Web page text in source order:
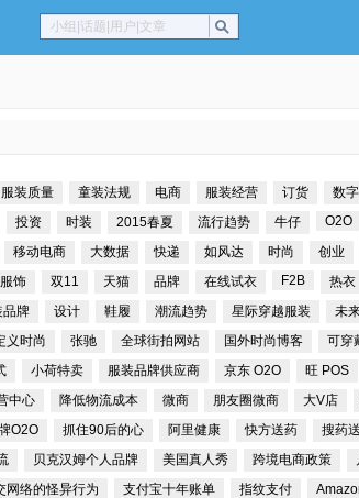
小组|话题|用户|文章
服装质量 童装法规 电商 服装经营 订货 数
投资 时装 2015春夏 流行趋势 牛仔 O2O
移动电商 大数据 快递 如风达 时尚 创业
服饰 双11 天猫 品牌 在线试衣 F2B 热衣
品牌 设计 鞋履 潮流趋势 星际穿越服装 未
义时尚 张驰 全球街拍网站 国外时尚博客 可穿
小荷特卖 服装品牌供应商 京东 O2O 旺 POS
中心 降低物流成本 微商 朋友圈微商 大V店
O2O 抓住90后的心 阿里健康 快方送药 搜药送
贝克汉姆个人品牌 美国真人秀 跨境电商政策
网络的怪异行为 支付宝十年账单 指纹支付